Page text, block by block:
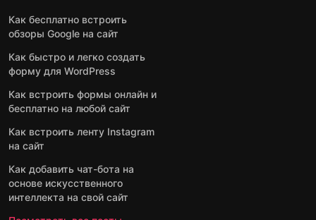
Как бесплатно встроить
обзоры Google на сайт
Как быстро и легко создать
форму для WordPress
Как встроить формы онлайн и
бесплатно на любой сайт
Как встроить ленту Instagram
на сайт
Как добавить чат-бота на
основе искусственного
интеллекта на свой сайт